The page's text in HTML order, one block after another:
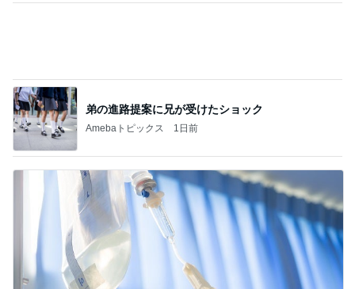
まだこっち来んなと言ってくれた長男
Amebaトピックス
記事を読む
小原正子 しっくりくる家族の光景
Amebaトピックス 1日前